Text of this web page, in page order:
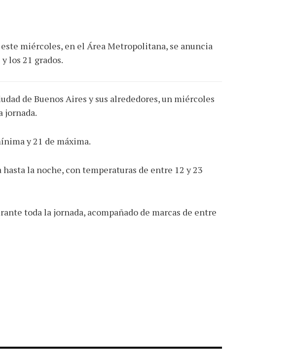
miércoles, en el Área Metropolitana, se anuncia
los 21 grados.
de Buenos Aires y sus alrededores, un miércoles
jornada.
y 21 de máxima.
la noche, con temperaturas de entre 12 y 23
toda la jornada, acompañado de marcas de entre